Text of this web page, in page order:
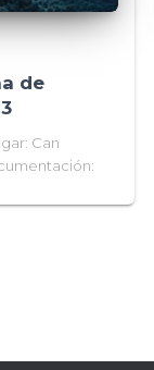
de
Can